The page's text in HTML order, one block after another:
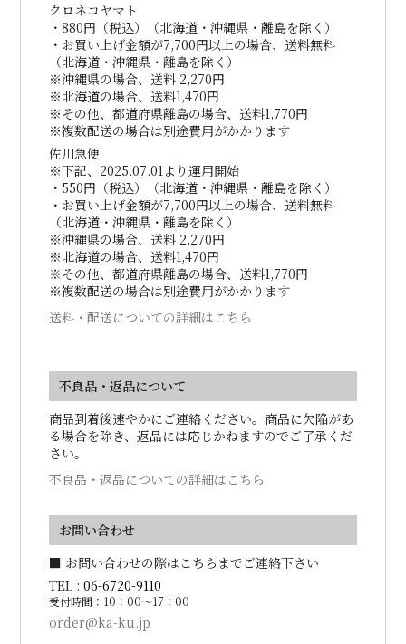
クロネコヤマト
・880円（税込）（北海道・沖縄県・離島を除く）
・お買い上げ金額が7,700円以上の場合、送料無料
（北海道・沖縄県・離島を除く）
※沖縄県の場合、送料 2,270円
※北海道の場合、送料1,470円
※その他、都道府県離島の場合、送料1,770円
※複数配送の場合は別途費用がかかります
佐川急便
※下記、2025.07.01より運用開始
・550円（税込）（北海道・沖縄県・離島を除く）
・お買い上げ金額が7,700円以上の場合、送料無料
（北海道・沖縄県・離島を除く）
※沖縄県の場合、送料 2,270円
※北海道の場合、送料1,470円
※その他、都道府県離島の場合、送料1,770円
※複数配送の場合は別途費用がかかります
送料・配送についての詳細はこちら
不良品・返品について
商品到着後速やかにご連絡ください。商品に欠陥があ
る場合を除き、返品には応じかねますのでご了承くだ
さい。
不良品・返品についての詳細はこちら
お問い合わせ
■ お問い合わせの際はこちらまでご連絡下さい
TEL : 06-6720-9110
受付時間：10：00～17：00
order@ka-ku.jp